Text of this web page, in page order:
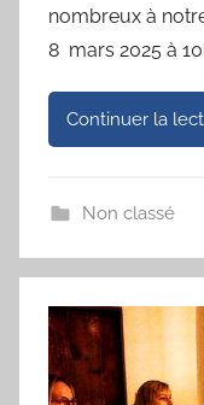
nombreux à
8 mars 2025 à
Continuer la
Non classé